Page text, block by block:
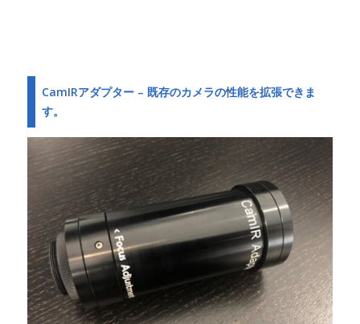
CamIRアダプター – 既存のカメラの性能を拡張できま
す。